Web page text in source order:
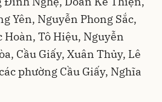
Yên, Nguyễn Phong Sắc,
Hoàn, Tô Hiệu, Nguyễn
Cầu Giấy, Xuân Thủy, Lê
phường Cầu Giấy, Nghĩa